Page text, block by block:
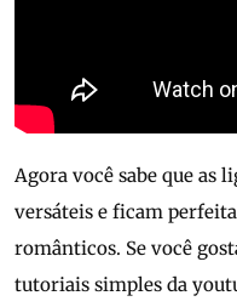
Agora você sabe que as
versáteis e ficam
românticos. Se você
tutoriais simples da